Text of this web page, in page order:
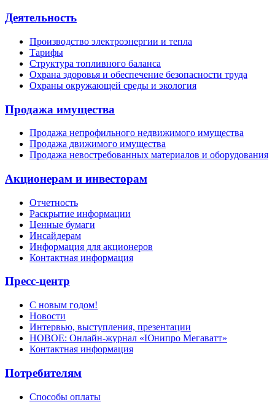
Деятельность
Производство электроэнергии и тепла
Тарифы
Структура топливного баланса
Охрана здоровья и обеспечение безопасности труда
Охраны окружающей среды и экология
Продажа имущества
Продажа непрофильного недвижимого имущества
Продажа движимого имущества
Продажа невостребованных материалов и оборудования
Акционерам и инвесторам
Отчетность
Раскрытие информации
Ценные бумаги
Инсайдерам
Информация для акционеров
Контактная информация
Пресс-центр
С новым годом!
Новости
Интервью, выступления, презентации
НОВОЕ: Онлайн-журнал «Юнипро Мегаватт»
Контактная информация
Потребителям
Способы оплаты